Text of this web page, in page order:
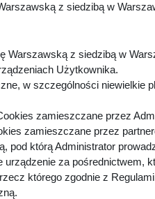
z siedzibą w
Warszawską z siedzibą w
Użytkownika.
w szczególności niewielkie
zamieszczane przez
zamieszczane przez
pod którą Administrator
urządzenie za pośrednictwem,
którego zgodnie z